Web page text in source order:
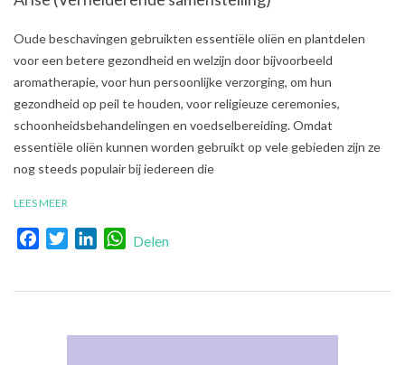
2021-
08-
03
Oude beschavingen gebruikten essentiële oliën en plantdelen
voor een betere gezondheid en welzijn door bijvoorbeeld
aromatherapie, voor hun persoonlijke verzorging, om hun
gezondheid op peil te houden, voor religieuze ceremonies,
schoonheidsbehandelingen en voedselbereiding. Omdat
essentiële oliën kunnen worden gebruikt op vele gebieden zijn ze
nog steeds populair bij iedereen die
LEES MEER
FacebookTwitterLinkedInWhatsApp
Delen